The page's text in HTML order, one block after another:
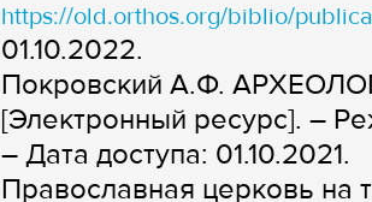
https://old.orthos.org/biblio/
01.10.2022.
Покровский А.Ф.
[Электронный ресурс]. –
– Дата доступа: 01.10.2021.
Православная церковь на